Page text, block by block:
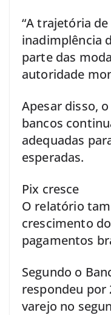
“A trajetória
inadimplência
parte das
autoridade
Apesar disso,
bancos
adequadas
esperadas.
Pix cresce
O relatório
crescimento
pagamentos
Segundo o
respondeu por
varejo no